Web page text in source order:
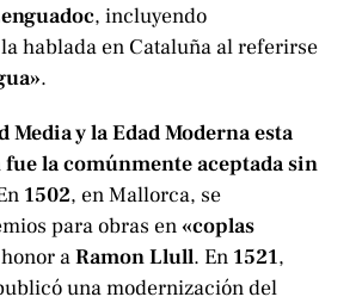
, incluyendo
hablada en Cataluña al referirse
.
Media y la Edad Moderna esta
la comúnmente aceptada sin
1502, en Mallorca, se
para obras en«coplas
aRamon Llull. En 1521,
una modernización del